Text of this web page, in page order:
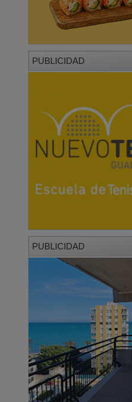
PUBLICIDAD
PUBLICIDAD